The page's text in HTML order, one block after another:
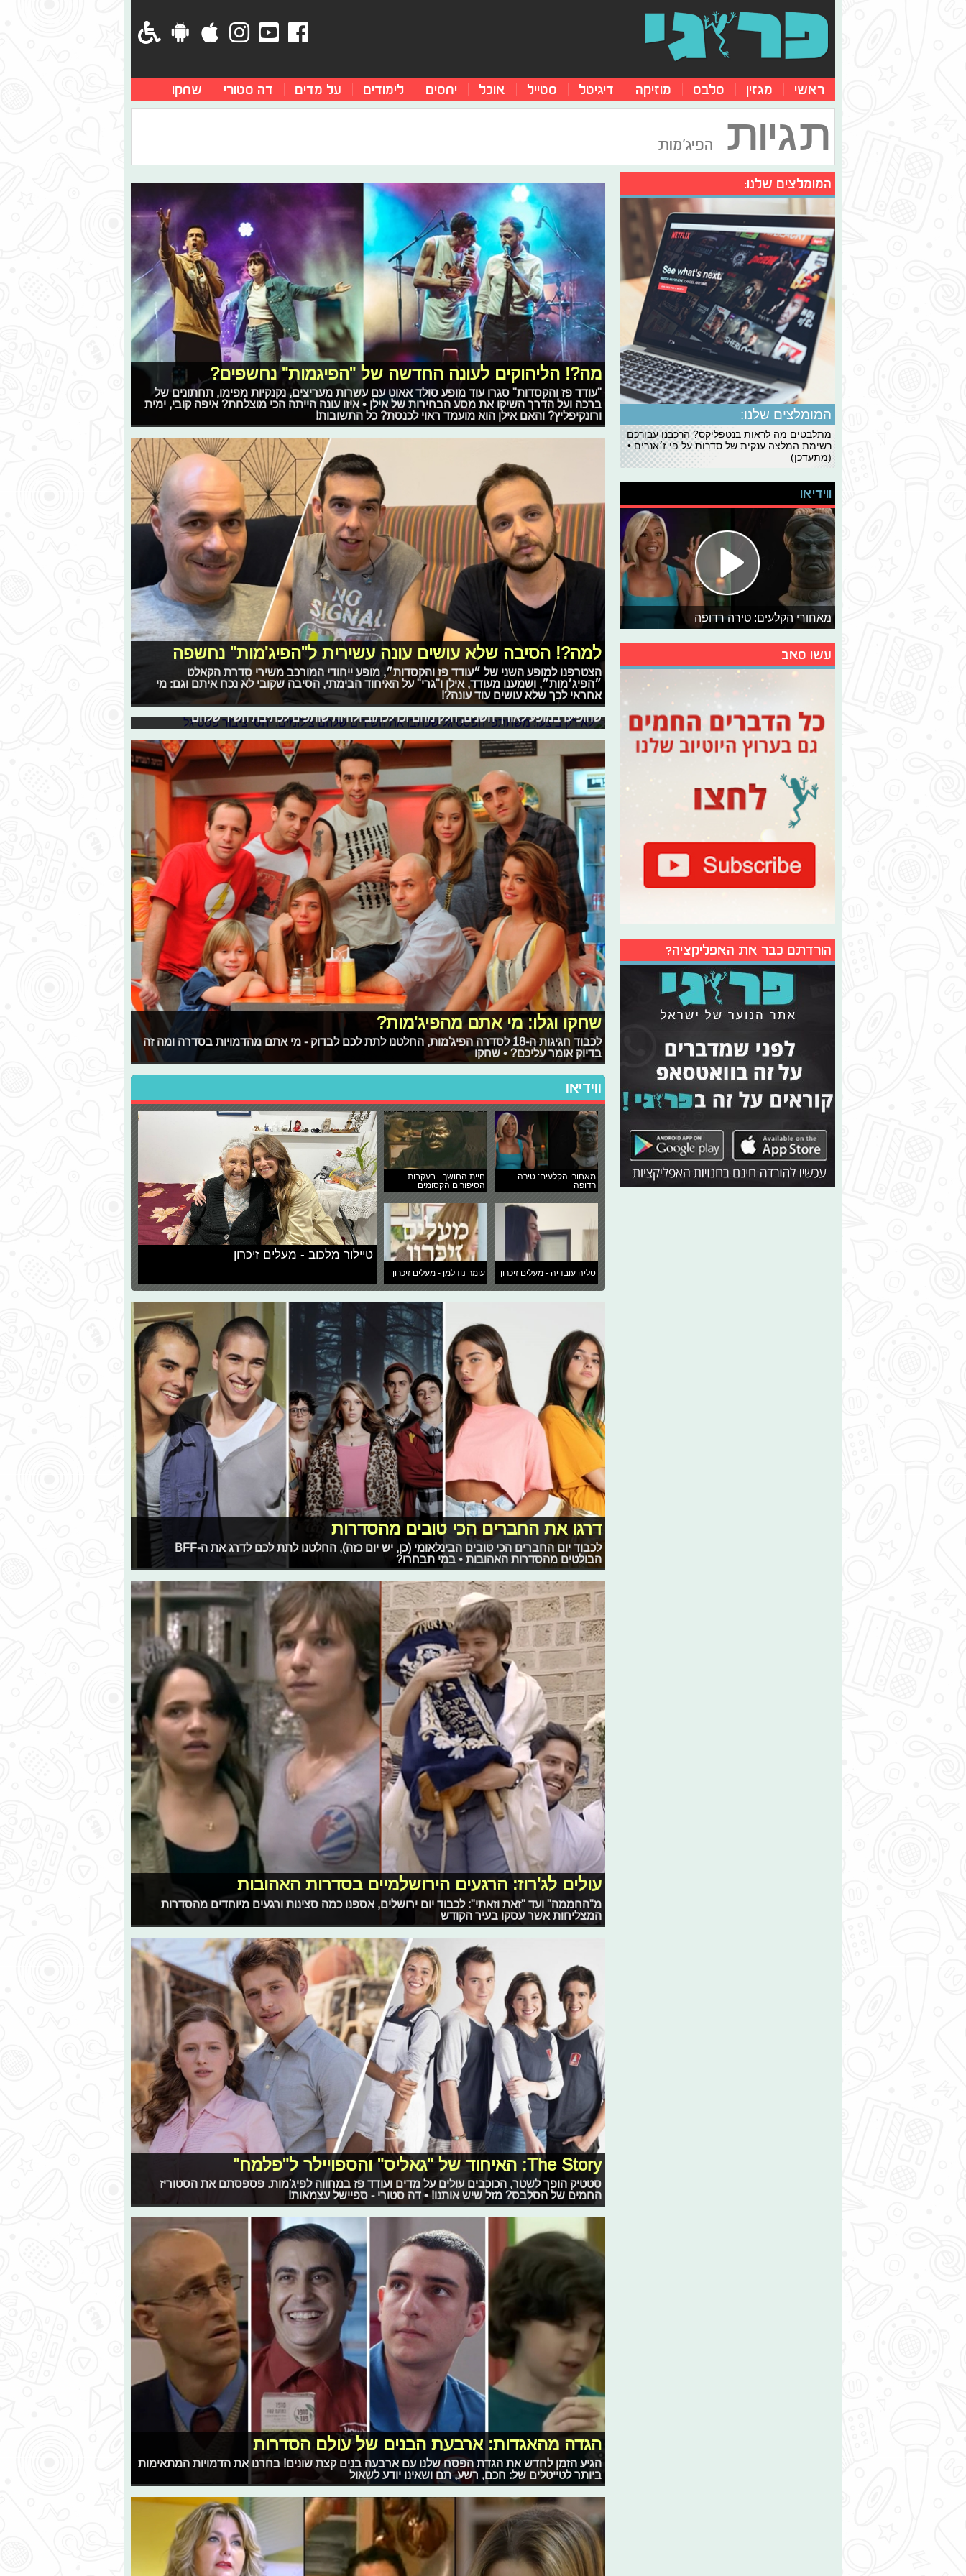
ראשי מגזין סלבס מוזיקה דיגיטל סטייל אוכל יחסים לימודים על מדים דה סטורי שחקו
תגיות הפיג'מות
מה?! הליהוקים לעונה החדשה של "הפיגמות" נחשפים?
"עודד פז והקסדות" סגרו עוד מופע סולד אאוט עם עשרות מעריצים, נקנקיות מפימו, תחתונים של
ברכה ועל הדרך השיקו את מסע הבחירות של אילן • איזו עונה הייתה הכי מוצלחת? איפה קובי, ימית
ורונקיפליץ? והאם אילן הוא מועמד ראוי לכנסת? כל התשובות!
למה?! הסיבה שלא עושים עונה עשירית ל"הפיג'מות" נחשפה
הצטרפנו למופע השני של ״עודד פז והקסדות״, מופע ייחודי המורכב משירי סדרת הקאלט
״הפיג׳מות״, ושמענו מעודד, אילן ו"גרי" על האיחוד הבימתי, הסיבה שקובי לא נכח איתם וגם: מי
אחראי לכך שלא עושים עוד עונה?!
לא רק ביצעו: משתתפי הפסטיגל שכתבו את השירים שלהם
אמנם עברנו את חגיגות ה-40 של הפסטיגל, אבל תמיד הוא נמצא אצלנו בלב. בין שלל הכוכבים
שהופיעו במופע לאורך השנים, חלק מהם זכו לכתוב ולהיות שותפים לכתיבת השיר שלהם
שחקו וגלו: מי אתם מהפיג'מות?
לכבוד חגיגות ה-18 לסדרה הפיג'מות, החלטנו לתת לכם לבדוק - מי אתם מהדמויות בסדרה ומה זה
בדיוק אומר עליכם? • שחקו
ווידיאו
מאחורי הקלעים: טירה
רדופה
חיית החושך - בעקבות
הסיפורים הקסומים
טליה עובדיה - מעלים זיכרון עומר נודלמן - מעלים זיכרון
טיילור מלכוב - מעלים זיכרון
דרגו את החברים הכי טובים מהסדרות
לכבוד יום החברים הכי טובים הבינלאומי (כן, יש יום כזה), החלטנו לתת לכם לדרג את ה-BFF
הבולטים מהסדרות האהובות • במי תבחרו?
עולים לג'רוז: הרגעים הירושלמיים בסדרות האהובות
מ"החממה" ועד "זאת וזאתי": לכבוד יום ירושלים, אספנו כמה סצינות ורגעים מיוחדים מהסדרות
המצליחות אשר עסקו בעיר הקודש
The Story: האיחוד של "גאליס" והספויילר ל"פלמח"
סטטיק הופך לשטר, הכוכבים עולים על מדים ועודד פז במחווה לפיג'מות. פספסתם את הסטוריז
החמים של הסלבס? מזל שיש אותנו! • דה סטורי - ספיישל עצמאות!
הגדה מהאגדות: ארבעת הבנים של עולם הסדרות
הגיע הזמן לחדש את הגדת הפסח שלנו עם ארבעה בנים קצת שונים! בחרנו את הדמויות המתאימות
ביותר לטייטלים של: חכם, רשע, תם ושאינו יודע לשאול
המומלצים שלנו:
המומלצים שלנו:
מתלבטים מה לראות בנטפליקס? הרכבנו עבורכם
רשימת המלצה ענקית של סדרות על פי ז׳אנרים •
(מתעדכן)
ווידיאו
מאחורי הקלעים: טירה רדופה
עשו סאב
הורדתם כבר את האפליקציה?